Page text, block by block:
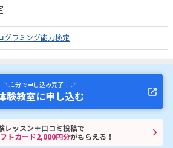
グラミング能力検定
＼ 1分で申し込み完了！ ／
験教室に申し込む
レッスン＋口コミ投稿で
トカード2,000円分がもらえる！